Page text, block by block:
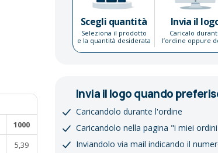
Scegli quantità
Seleziona il prodotto
e la quantità desiderata
Invia il
Caricalo
l’ordine oppure
1000
5,39
Invia il logo quando
Caricandolo durante l'ordine
Caricandolo nella pagina "i miei
Inviandolo via mail indicando il